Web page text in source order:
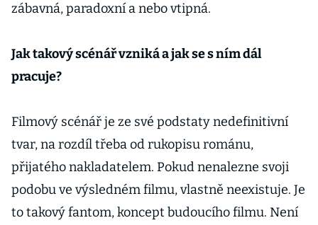
zábavná, paradoxní a nebo vtipná.
Jak takový scénář vzniká a jak se s ním dál
pracuje?
Filmový scénář je ze své podstaty nedefinitivní
tvar, na rozdíl třeba od rukopisu románu,
přijatého nakladatelem. Pokud nenalezne svoji
podobu ve výsledném filmu, vlastně neexistuje. Je
to takový fantom, koncept budoucího filmu. Není